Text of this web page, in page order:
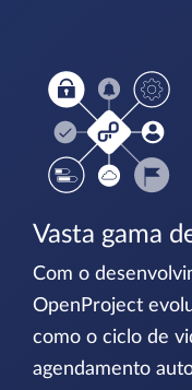
Vasta gama
Com o
OpenProject
como o ciclo de
agendamento